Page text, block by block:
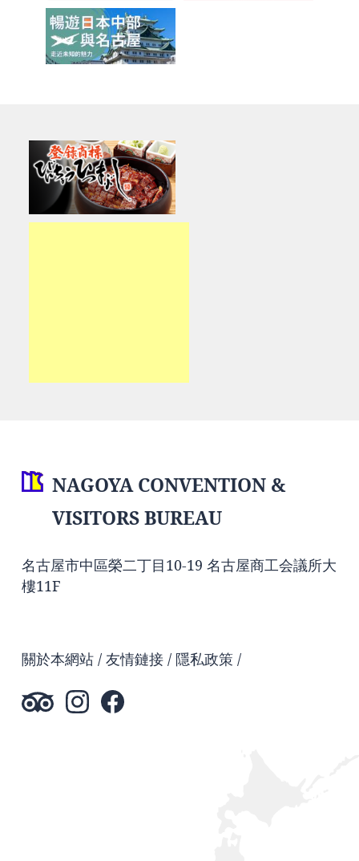
NAGOYA CONVENTION &
VISITORS BUREAU
名古屋市中區榮二丁目10-19 名古屋商工会議所大
樓11F
關於本網站 友情鏈接 隱私政策